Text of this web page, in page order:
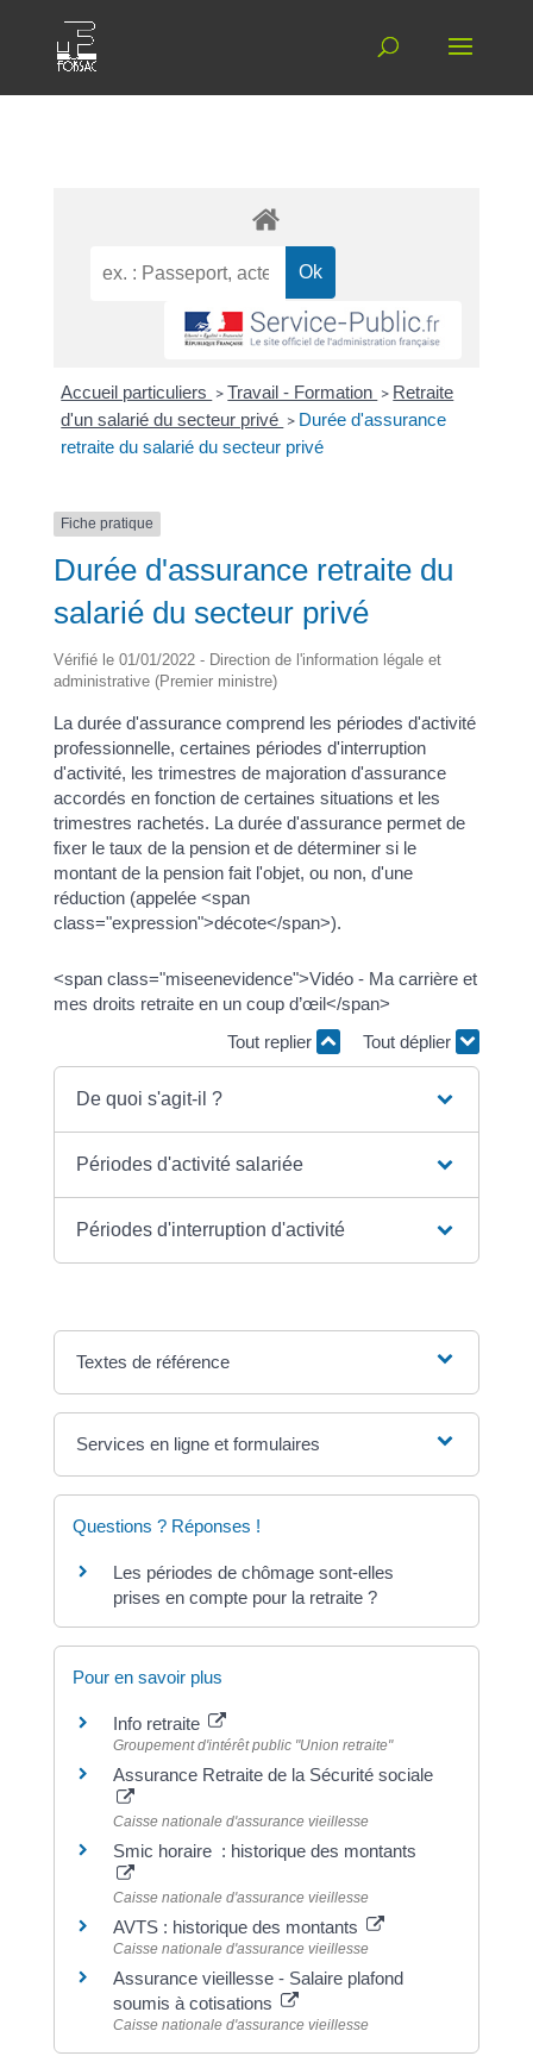
Accueil particuliers >Travail - Formation > Retraite
d'un salarié du secteur privé > Durée d'assurance
retraite du salarié du secteur privé
Fiche pratique
Durée d'assurance retraite du
salarié du secteur privé
Vérifié le 01/01/2022 - Direction de l'information légale et
administrative (Premier ministre)
La durée d'assurance comprend les périodes d'activité
professionnelle, certaines périodes d'interruption
d'activité, les trimestres de majoration d'assurance
accordés en fonction de certaines situations et les
trimestres rachetés. La durée d'assurance permet de
fixer le taux de la pension et de déterminer si le
montant de la pension fait l'objet, ou non, d'une
réduction (appelée <span
class="expression">décote</span>).
<span class="miseenevidence">Vidéo - Ma carrière et
mes droits retraite en un coup d’œil</span>
Tout replier
Tout déplier
De quoi s'agit-il ?
Périodes d'activité salariée
Périodes d'interruption d'activité
Textes de référence
Services en ligne et formulaires
Questions ? Réponses !
Les périodes de chômage sont-elles
prises en compte pour la retraite ?
Pour en savoir plus
Info retraite
Groupement d'intérêt public "Union retraite"
Assurance Retraite de la Sécurité sociale
Caisse nationale d'assurance vieillesse
Smic horaire : historique des montants
Caisse nationale d'assurance vieillesse
AVTS : historique des montants
Caisse nationale d'assurance vieillesse
Assurance vieillesse - Salaire plafond
soumis à cotisations
Caisse nationale d'assurance vieillesse